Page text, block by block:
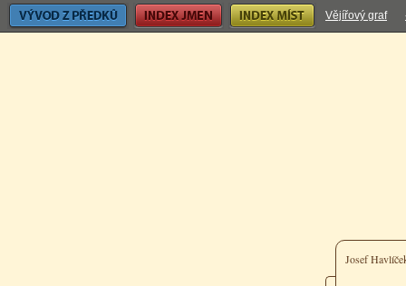
Vývod z předků Index jmen Index míst Vějířový graf
Josef